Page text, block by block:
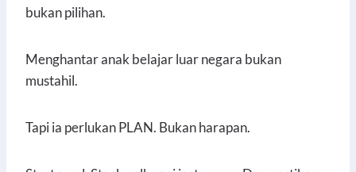
bukan pilihan.
Menghantar anak belajar luar negara bukan
mustahil.
Tapi ia perlukan PLAN. Bukan harapan.